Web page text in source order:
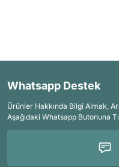
Whatsapp Destek
Ürünler Hakkında Bilgi Almak,
Aşağıdaki Whatsapp Butonuna